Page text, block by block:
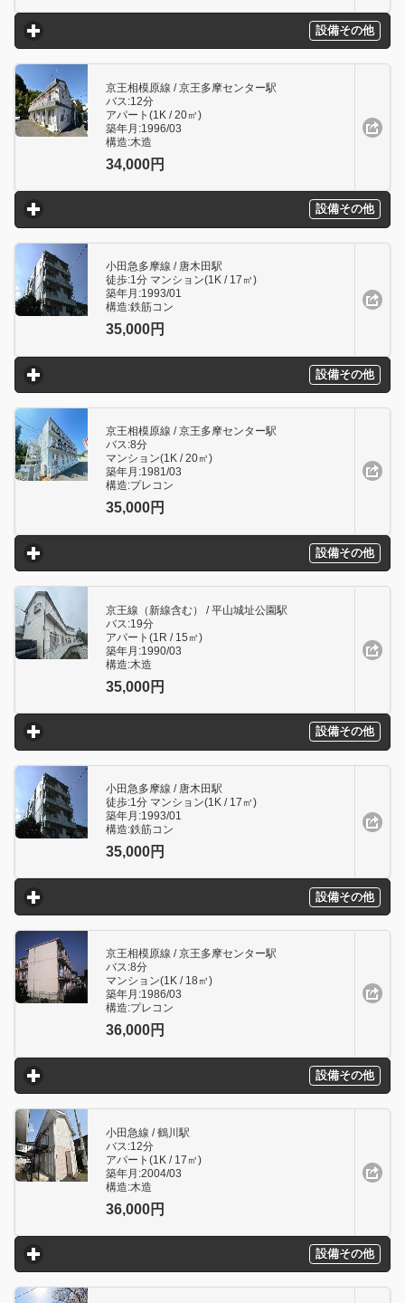
設備その他
click to expand contents
京王相模原線 / 京王多摩センター駅
バス:12分
アパート(1K / 20㎥)
築年月:1996/03
構造:木造
34,000円
設備その他
click to expand contents
小田急多摩線 / 唐木田駅
徒歩:1分 マンション(1K / 17㎥)
築年月:1993/01
構造:鉄筋コン
35,000円
設備その他
click to expand contents
京王相模原線 / 京王多摩センター駅
バス:8分
マンション(1K / 20㎥)
築年月:1981/03
構造:プレコン
35,000円
設備その他
click to expand contents
京王線（新線含む） / 平山城址公園駅
バス:19分
アパート(1R / 15㎥)
築年月:1990/03
構造:木造
35,000円
設備その他
click to expand contents
小田急多摩線 / 唐木田駅
徒歩:1分 マンション(1K / 17㎥)
築年月:1993/01
構造:鉄筋コン
35,000円
設備その他
click to expand contents
京王相模原線 / 京王多摩センター駅
バス:8分
マンション(1K / 18㎥)
築年月:1986/03
構造:プレコン
36,000円
設備その他
click to expand contents
小田急線 / 鶴川駅
バス:12分
アパート(1K / 17㎥)
築年月:2004/03
構造:木造
36,000円
設備その他
click to expand contents